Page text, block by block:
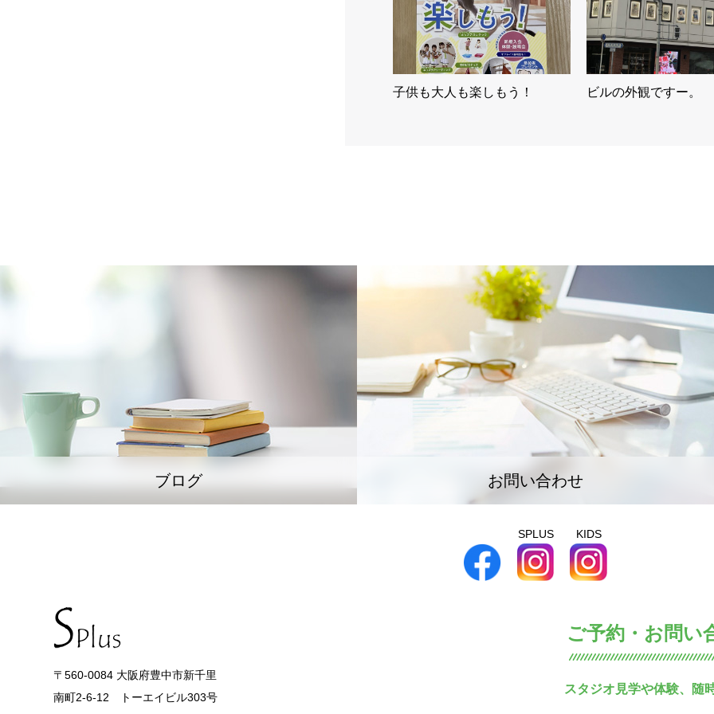
子供も大人も楽しもう！ ビルの外観ですー。
ブログ お問い合わせ
SPLUS KIDS
〒560-0084 大阪府豊中市新千里
南町2-6-12 トーエイビル303号
ご予約・お問い
スタジオ見学や体験、随